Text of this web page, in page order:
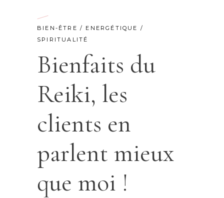
BIEN-ÊTRE / ENERGÉTIQUE /
SPIRITUALITÉ
Bienfaits du
Reiki, les
clients en
parlent mieux
que moi !